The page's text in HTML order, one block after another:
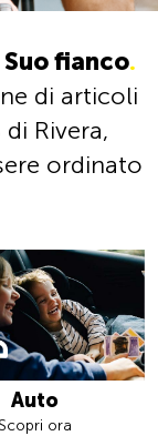
fianco.
di articoli
Rivera,
ordinato
Auto
Scopri ora